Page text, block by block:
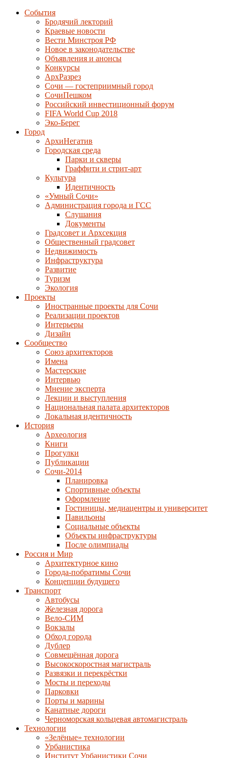
События
Бродячий лекторий
Краевые новости
Вести Минстроя РФ
Новое в законодательстве
Объявления и анонсы
Конкурсы
АрхРазрез
Сочи — гостеприимный город
СочиПешком
Российский инвестиционный форум
FIFA World Cup 2018
Эко-Берег
Город
АрхиНегатив
Городская среда
Парки и скверы
Граффити и стрит-арт
Культура
Идентичность
«Умный Сочи»
Администрация города и ГСС
Слушания
Документы
Градсовет и Архсекция
Общественный градсовет
Недвижимость
Инфраструктура
Развитие
Туризм
Экология
Проекты
Иностранные проекты для Сочи
Реализации проектов
Интерьеры
Дизайн
Сообщество
Союз архитекторов
Имена
Мастерские
Интервью
Мнение эксперта
Лекции и выступления
Национальная палата архитекторов
Локальная идентичность
История
Археология
Книги
Прогулки
Публикации
Сочи-2014
Планировка
Спортивные объекты
Оформление
Гостиницы, медиацентры и университет
Павильоны
Социальные объекты
Объекты инфраструктуры
После олимпиады
Россия и Мир
Архитектурное кино
Города-побратимы Сочи
Концепции будущего
Транспорт
Автобусы
Железная дорога
Вело-СИМ
Вокзалы
Обход города
Дублер
Совмещённая дорога
Высокоскоростная магистраль
Развязки и перекрёстки
Мосты и переходы
Парковки
Порты и марины
Канатные дороги
Черноморская кольцевая автомагистраль
Технологии
«Зелёные» технологии
Урбанистика
Институт Урбанистики Сочи